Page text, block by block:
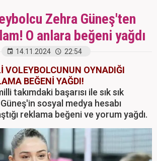
Zehra Güneş'ten
O anlara beğeni yağdı
14.11.2024 22:54
VOLEYBOLCUNUN OYNADIĞI
BEĞENİ YAĞDI!
takımdaki başarısı ile sık sık
sosyal medya hesabı
reklama beğeni ve yorum yağdı.